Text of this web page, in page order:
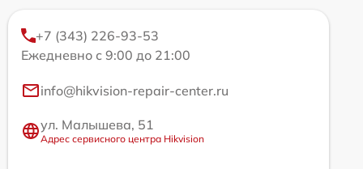
+7 (343) 226-93-53
Ежедневно с 9:00 до 21:00
info@hikvision-repair-center.ru
ул. Малышева, 51
Адрес сервисного центра Hikvision